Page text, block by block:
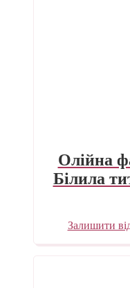
Олійна
Білила
Залишити